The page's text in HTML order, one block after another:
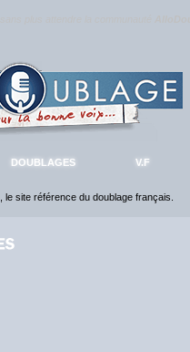
DOUBLAGES V.F
, le site référence du doublage français.